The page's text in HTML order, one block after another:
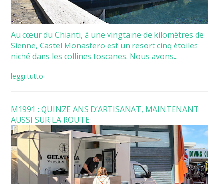
Au cœur du Chianti, à une vingtaine de kilomètres de
Sienne, Castel Monastero est un resort cinq étoiles
niché dans les collines toscanes. Nous avons...
leggi tutto
M1991 : QUINZE ANS D’ARTISANAT, MAINTENANT
AUSSI SUR LA ROUTE